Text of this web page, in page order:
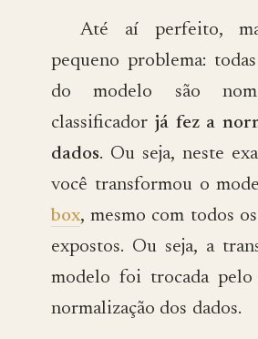
Até aí perfeito,
pequeno problema:
do modelo são
classificador já fez a
dados. Ou seja, neste
você transformou o
box, mesmo com todos
expostos. Ou seja, a
modelo foi trocada
normalização dos dados.